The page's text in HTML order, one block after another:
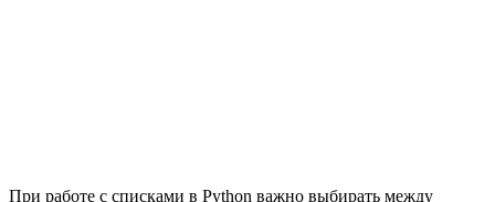
При работе с списками в Python важно выбирать между